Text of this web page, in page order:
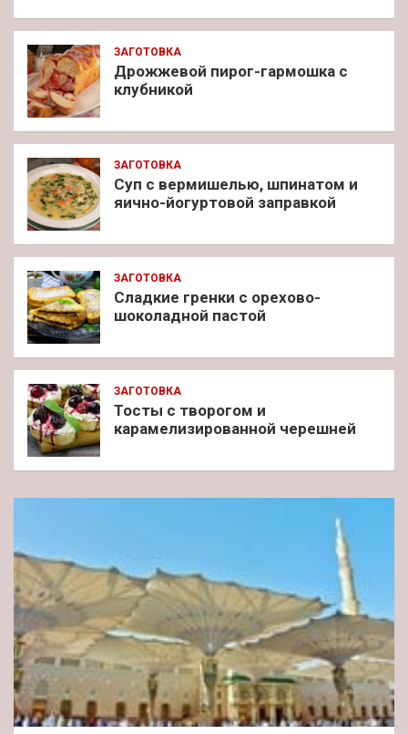
ЗАГОТОВКА
Дрожжевой пирог-гармошка с
клубникой
ЗАГОТОВКА
Суп с вермишелью, шпинатом и
яично-йогуртовой заправкой
ЗАГОТОВКА
Сладкие гренки с орехово-
шоколадной пастой
ЗАГОТОВКА
Тосты с творогом и
карамелизированной черешней